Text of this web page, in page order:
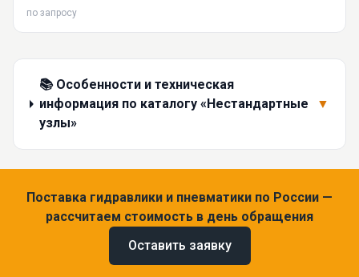
по запросу
📚 Особенности и техническая
информация по каталогу «Нестандартные
узлы»
▼
Поставка гидравлики и пневматики по России —
рассчитаем стоимость в день обращения
Оставить заявку